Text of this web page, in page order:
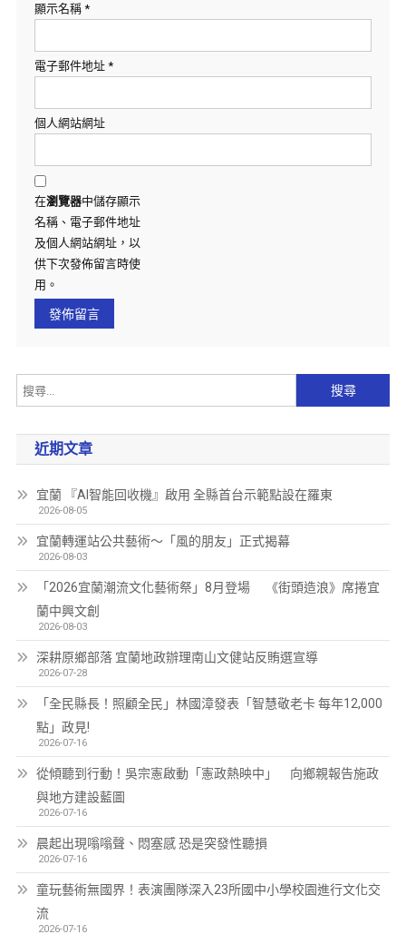
顯示名稱 *
電子郵件地址 *
個人網站網址
在瀏覽器中儲存顯示
名稱、電子郵件地址
及個人網站網址，以
供下次發佈留言時使
用。
近期文章
宜蘭 『AI智能回收機』啟用 全縣首台示範點設在羅東
2026-08-05
宜蘭轉運站公共藝術～「風的朋友」正式揭幕
2026-08-03
「2026宜蘭潮流文化藝術祭」8月登場 《街頭造浪》席捲宜
蘭中興文創
2026-08-03
深耕原鄉部落 宜蘭地政辦理南山文健站反賄選宣導
2026-07-28
「全民縣長！照顧全民」林國漳發表「智慧敬老卡 每年12,000
點」政見!
2026-07-16
從傾聽到行動！吳宗憲啟動「憲政熱映中」 向鄉親報告施政
與地方建設藍圖
2026-07-16
晨起出現嗡嗡聲、悶塞感 恐是突發性聽損
2026-07-16
童玩藝術無國界！表演團隊深入23所國中小學校園進行文化交
流
2026-07-16